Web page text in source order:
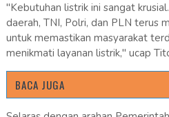
"Kebutuhan listrik ini sangat
daerah, TNI, Polri, dan PLN terus
untuk memastikan masyarakat
menikmati layanan listrik," ucap
BACA JUGA